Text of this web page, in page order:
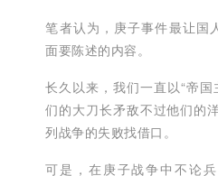
笔者认为，庚子事件最让国
面要陈述的内容。
长久以来，我们一直以“帝
们的大刀长矛敌不过他们的
列战争的失败找借口。
可是，在庚子战争中不论